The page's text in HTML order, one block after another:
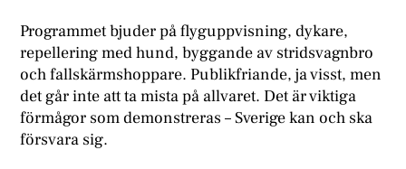
Programmet bjuder på flyguppvisning, dykare,
repellering med hund, byggande av stridsvagnbro
och fallskärmshoppare. Publikfriande, ja visst, men
det går inte att ta mista på allvaret. Det är viktiga
förmågor som demonstreras – Sverige kan och ska
försvara sig.